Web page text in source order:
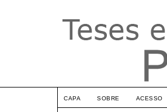
CAPA SOBRE ACESSO